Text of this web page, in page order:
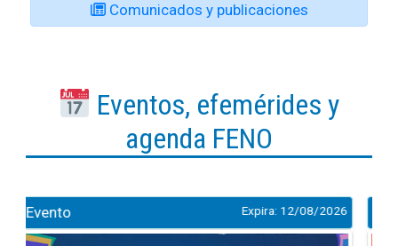
Comunicados y publicaciones
Eventos, efemérides y
agenda FENO
Evento Expira: 27/08/2026